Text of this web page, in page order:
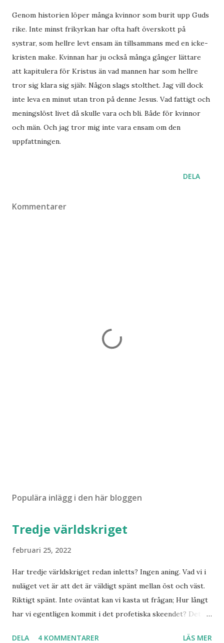
Genom historien löper många kvinnor som burit upp Guds
rike. Inte minst frikyrkan har ofta haft överskott på
systrar, som hellre levt ensam än tillsammans med en icke-
kristen make. Kvinnan har ju också många gånger lättare
att kapitulera för Kristus än vad mannen har som hellre
tror sig klara sig själv. Någon slags stolthet. Jag vill dock
inte leva en minut utan tron på denne Jesus. Vad fattigt och
meningslöst livet då skulle vara och bli. Både för kvinnor
och män. Och jag tror mig inte vara ensam om den
uppfattningen.
DELA
Kommentarer
Populära inlägg i den här bloggen
Tredje världskriget
februari 25, 2022
Har tredje världskriget redan inletts? Ingen aning. Vad vi i
nuläget vet är att det är väldigt spänt mellan öst och väst.
Riktigt spänt. Inte oväntat kan vi kasta ut frågan; Hur långt
har vi egentligen kommit i det profetiska skeendet? Det
DELA 4 KOMMENTARER LÄS MER